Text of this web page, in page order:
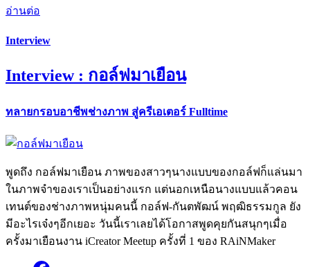
อ่านต่อ
Interview
Interview : กอล์ฟมาเยือน
ทลายกรอบอาชีพช่างภาพ สู่ครีเอเตอร์ Fulltime
พูดถึง กอล์ฟมาเยือน ภาพของสาวๆนางแบบของกอล์ฟก็แล่นมา
ในภาพจำของเราเป็นอย่างแรก แต่นอกเหนือนางแบบแล้วคอน
เทนต์ของช่างภาพหนุ่มคนนี้ กอล์ฟ-กันตพัฒน์ พฤฒิธรรมกูล ยัง
มีอะไรเจ๋งๆอีกเยอะ วันนี้เราเลยได้โอกาสพูดคุยกันสนุกๆเมื่อ
ครั้งมาเยือนงาน iCreator Meetup ครั้งที่ 1 ของ RAiNMaker